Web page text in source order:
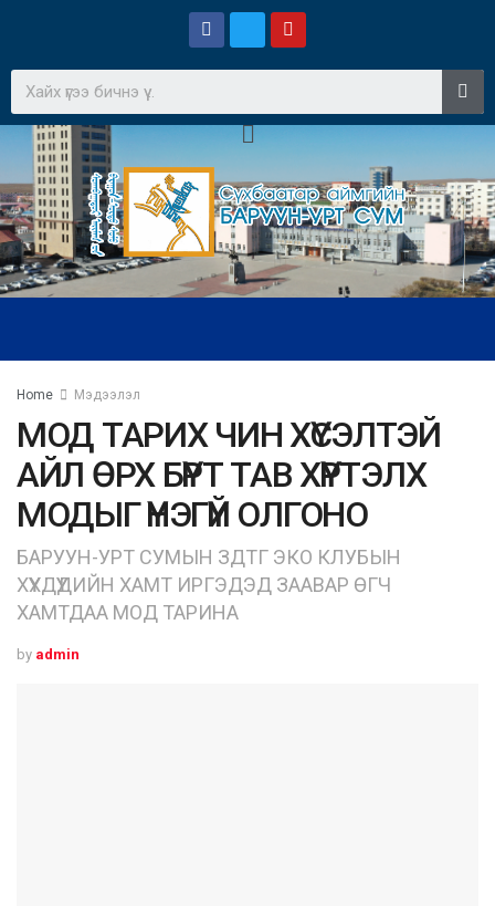
Home Мэдээлэл
МОД ТАРИХ ЧИН ХҮСЭЛТЭЙ
АЙЛ ӨРХ БҮРТ ТАВ ХҮРТЭЛХ
МОДЫГ ҮНЭГҮЙ ОЛГОНО
БАРУУН-УРТ СУМЫН ЗДТГ ЭКО КЛУБЫН
ХҮҮХДҮҮДИЙН ХАМТ ИРГЭДЭД ЗААВАР ӨГЧ
ХАМТДАА МОД ТАРИНА
by admin